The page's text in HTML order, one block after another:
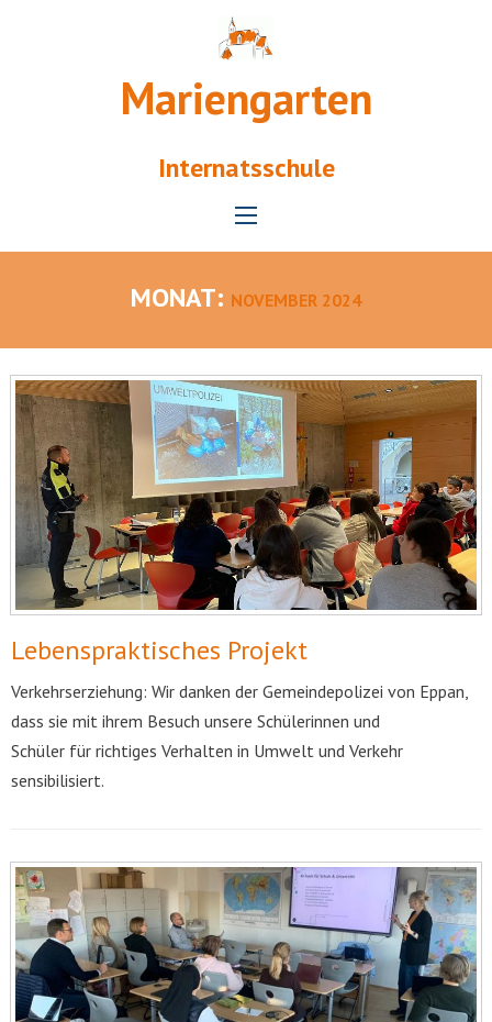
Mariengarten
Internatsschule
MONAT: NOVEMBER 2024
Lebenspraktisches Projekt
Verkehrserziehung: Wir danken der Gemeindepolizei von Eppan,
dass sie mit ihrem Besuch unsere Schülerinnen und
Schüler für richtiges Verhalten in Umwelt und Verkehr
sensibilisiert.